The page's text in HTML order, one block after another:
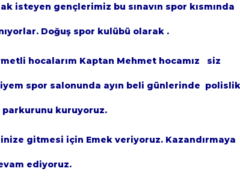
isteyen gençlerimiz bu sınavın spor kısmında
Doğuş spor kulübü olarak .
hocalarım Kaptan Mehmet hocamız siz
spor salonunda ayın beli günlerinde polislik
parkurunu kuruyoruz.
gitmesi için Emek veriyoruz. Kazandırmaya
ediyoruz.